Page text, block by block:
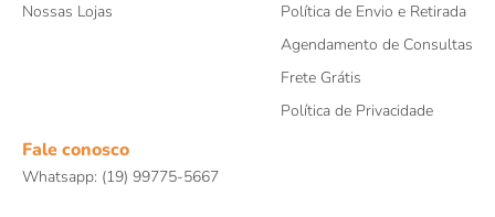
Nossas Lojas
Política de Envio e Retirada
Agendamento de Consultas
Frete Grátis
Política de Privacidade
Fale conosco
Whatsapp: (19) 99775-5667